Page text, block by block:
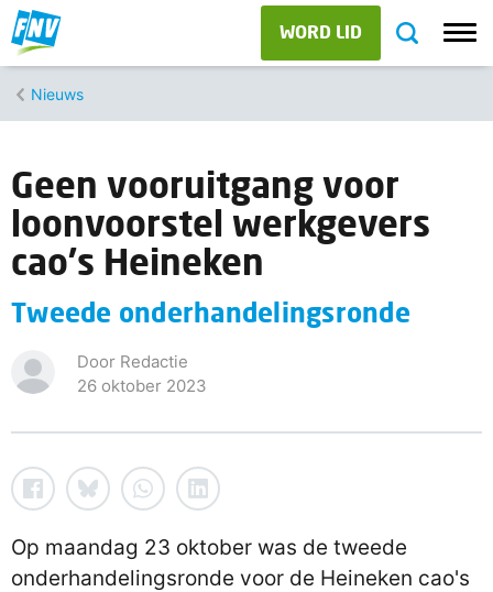
WORD LID
Nieuws
Geen vooruitgang voor
loonvoorstel werkgevers
cao's Heineken
Tweede onderhandelingsronde
Door Redactie
26 oktober 2023
Op maandag 23 oktober was de tweede
onderhandelingsronde voor de Heineken cao's